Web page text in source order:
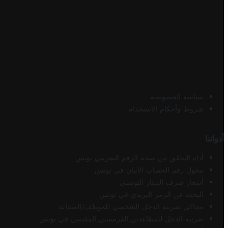
سياسة الخصوصية
شروط وأحكام الاستخدام
أدواتنا
أداة التحقق من صحة الرقم الضريبي تونس
محول رقم الحساب الآيبان في تونس
أسعار صرف الدينار التونسي
البحث عن الرمز البريدي في تونس
محاكي ضريبة الدخل الشخصي للموظف/المتقاعد
ضريبة الدخل للمتقاعدين الفرنسيين المقيمين في تونس